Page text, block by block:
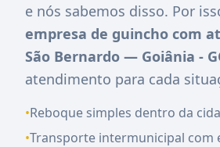
e nós sabemos disso. Por
empresa de guincho com
São Bernardo — Goiânia -
atendimento para cada
•Reboque simples dentro da
•Transporte intermunicipal com